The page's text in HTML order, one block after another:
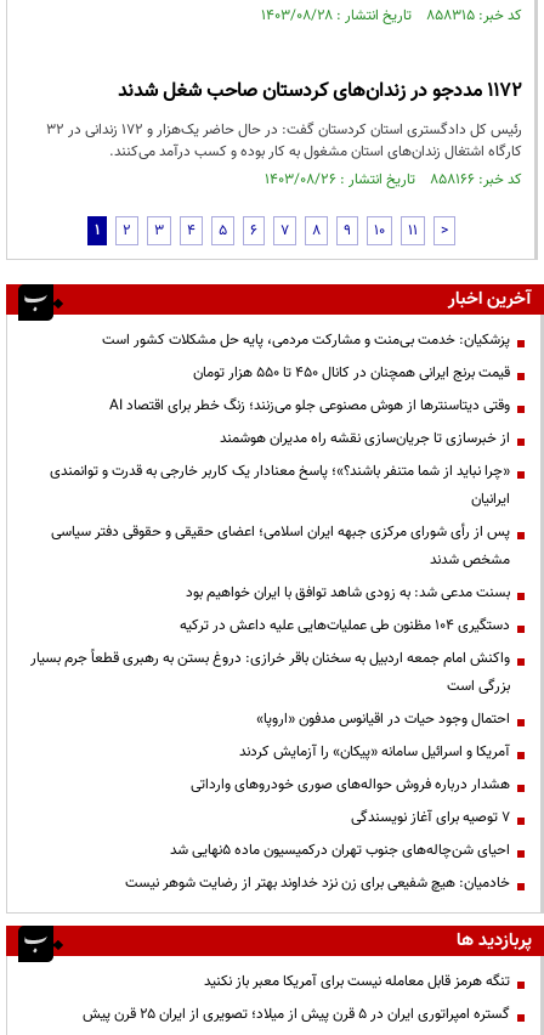
کد خبر: ۸۵۸۳۱۵ تاریخ انتشار : ۱۴۰۳/۰۸/۲۸
1172 مددجو در زندان‌های کردستان صاحب شغل شدند
رئیس کل دادگستری استان کردستان گفت: در حال حاضر یک‌هزار و 172 زندانی در 32
کارگاه اشتغال زندان‌های استان مشغول به کار بوده و کسب درآمد می‌کنند.
کد خبر: ۸۵۸۱۶۶ تاریخ انتشار : ۱۴۰۳/۰۸/۲۶
1 2 3 4 5 6 7 8 9 10 11 >
آخرین اخبار
پزشکیان: خدمت بی‌منت و مشارکت مردمی، پایه حل مشکلات کشور است
قیمت‌ برنج ایرانی همچنان در کانال ۴۵۰ تا ۵۵۰ هزار تومان
وقتی دیتاسنترها از هوش مصنوعی جلو می‌زنند؛ زنگ خطر برای اقتصاد AI
از خبرسازی تا جریان‌سازی نقشه راه مدیران هوشمند
«چرا نباید از شما متنفر باشند؟»؛ پاسخ معنادار یک کاربر خارجی به قدرت و توانمندی
ایرانیان
پس از رأی شورای مرکزی جبهه ایران اسلامی؛ اعضای حقیقی و حقوقی دفتر سیاسی
مشخص شدند
بسنت مدعی شد: به زودی شاهد توافق با ایران خواهیم بود
دستگیری ۱۰۴ مظنون طی عملیات‌هایی علیه داعش در ترکیه
واکنش امام جمعه اردبیل به سخنان باقر خرازی: دروغ بستن به رهبری قطعاً جرم بسیار
بزرگی است
احتمال وجود حیات در اقیانوس مدفون «اروپا»
آمریکا و اسرائیل سامانه «پیکان» را آزمایش کردند
هشدار درباره فروش حواله‌های صوری خودروهای وارداتی
۷ توصیه برای آغاز نویسندگی
احیای شن‌چاله‌های جنوب تهران درکمیسیون ماده ۵نهایی شد
خادمیان: هیچ شفیعی برای زن نزد خداوند بهتر از رضایت شوهر نیست
پربازدید ها
تنگه هرمز قابل معامله نیست برای آمریکا معبر باز نکنید
گستره امپراتوری ایران در ۵ قرن پیش از میلاد؛ تصویری از ایران ۲۵ قرن پیش